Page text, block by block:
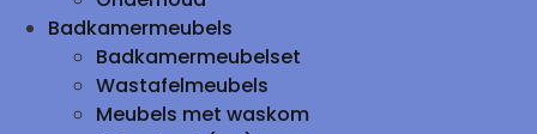
Badkamermeubels
Badkamermeubelset
Wastafelmeubels
Meubels met waskom